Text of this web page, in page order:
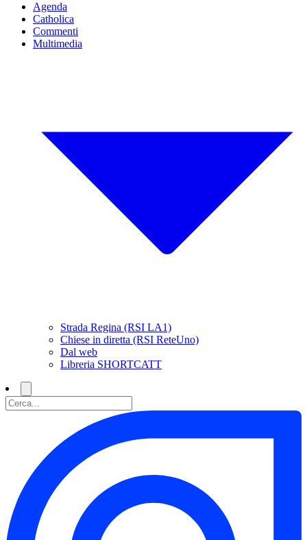
Agenda
Catholica
Commenti
Multimedia
Strada Regina (RSI LA1)
Chiese in diretta (RSI ReteUno)
Dal web
Libreria SHORTCATT